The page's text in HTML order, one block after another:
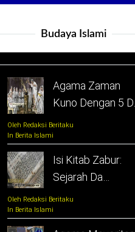
Budaya Islami
Agama Zaman
Kuno Dengan 5 D…
Oleh Redaksi Beritaku
In Berita Islami
Isi Kitab Zabur:
Sejarah Da…
Oleh Redaksi Beritaku
In Berita Islami